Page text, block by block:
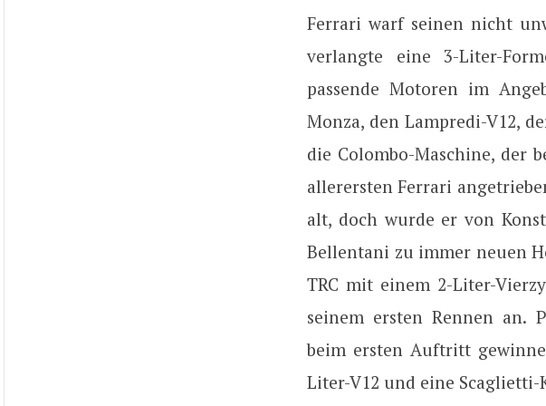
Ferrari warf seinen nicht
verlangte eine 3-Liter-
passende Motoren im
Monza, den Lampredi-V12,
die Colombo-Maschine, der
allerersten Ferrari
alt, doch wurde er von
Bellentani zu immer neuen
TRC mit einem 2-Liter-
seinem ersten Rennen an.
beim ersten Auftritt
Liter-V12 und eine Scaglietti-